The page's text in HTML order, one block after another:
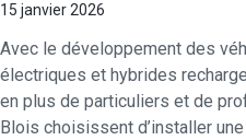
15 janvier 2026
Avec le développement des
électriques et hybrides
en plus de particuliers et de
Blois choisissent d’installer